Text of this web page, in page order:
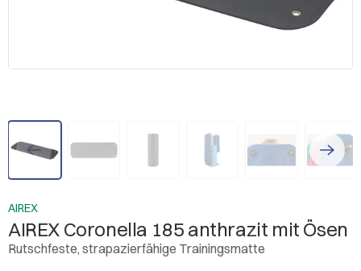
AIREX
AIREX Coronella 185 anthrazit mit Ösen
Rutschfeste, strapazierfähige Trainingsmatte